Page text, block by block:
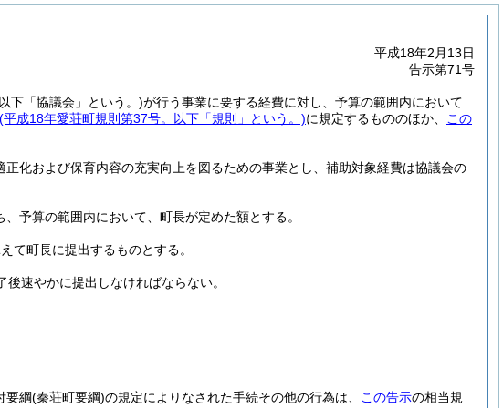
平成18年2月13日
告示第71号
下「協議会」という。)が行う事業に要する経費に対し、予算の範囲内において
(平成18年愛荘町規則第37号。以下「規則」という。)に規定するもののほか、
この
化および保育内容の充実向上を図るための事業とし、補助対象経費は協議会の
予算の範囲内において、町長が定めた額とする。
て町長に提出するものとする。
速やかに提出しなければならない。
要綱(秦荘町要綱)の規定によりなされた手続その他の行為は、 この告示の相当規